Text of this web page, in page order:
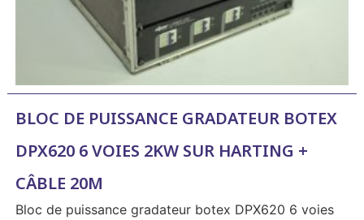
BLOC DE PUISSANCE GRADATEUR BOTEX
DPX620 6 VOIES 2KW SUR HARTING +
CÂBLE 20M
Bloc de puissance gradateur botex DPX620 6 voies